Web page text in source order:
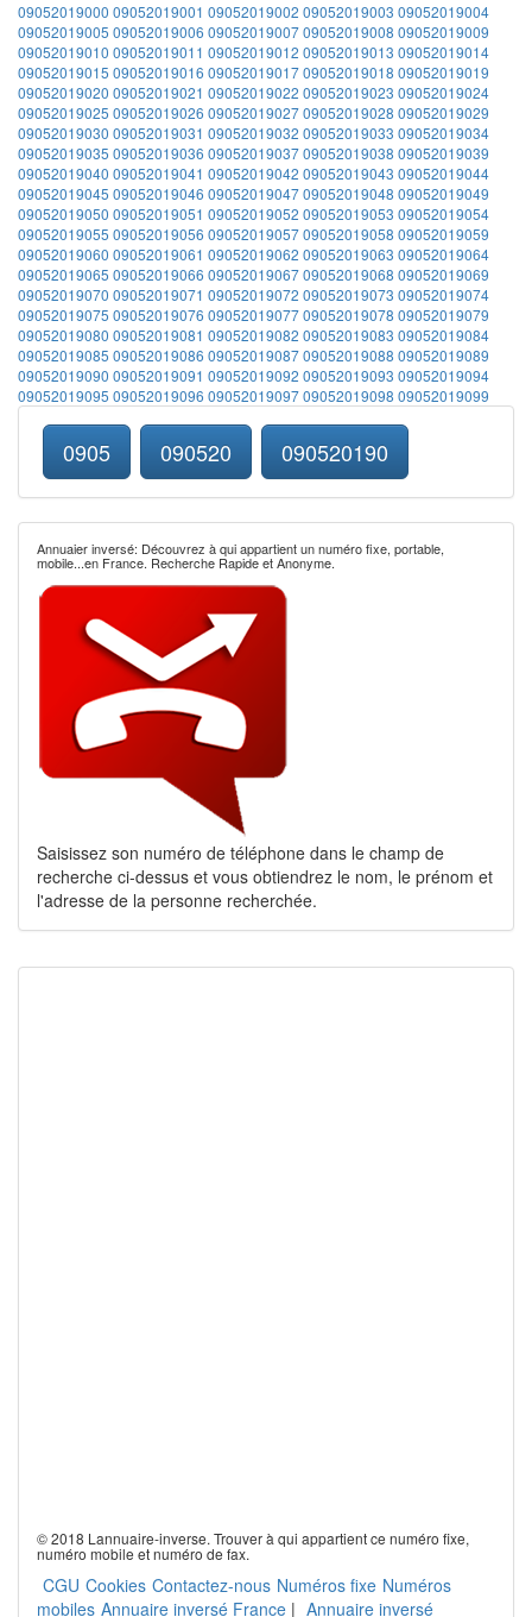
09052019000 09052019001 09052019002 09052019003 09052019004
09052019005 09052019006 0905201900709052019008 09052019009
09052019010 09052019011 09052019012 09052019013 09052019014
09052019015 09052019016 0905201901709052019018 09052019019
09052019020 09052019021 09052019022 09052019023 09052019024
09052019025 09052019026 0905201902709052019028 09052019029
09052019030 09052019031 09052019032 09052019033 09052019034
09052019035 09052019036 0905201903709052019038 09052019039
09052019040 09052019041 09052019042 09052019043 09052019044
09052019045 09052019046 0905201904709052019048 09052019049
09052019050 09052019051 09052019052 09052019053 09052019054
09052019055 09052019056 0905201905709052019058 09052019059
09052019060 09052019061 09052019062 09052019063 09052019064
09052019065 09052019066 0905201906709052019068 09052019069
09052019070 09052019071 09052019072 09052019073 09052019074
09052019075 09052019076 0905201907709052019078 09052019079
09052019080 09052019081 09052019082 09052019083 09052019084
09052019085 09052019086 0905201908709052019088 09052019089
09052019090 09052019091 09052019092 09052019093 09052019094
09052019095 09052019096 0905201909709052019098 09052019099
0905 090520 090520190
Annuaier inversé: Découvrez à qui appartient un numéro fixe, portable,
mobile...en France. Recherche Rapide et Anonyme.
Saisissez son numéro de téléphone dans le champ de
recherche ci-dessus et vous obtiendrez le nom, le prénom et
l'adresse de la personne recherchée.
© 2018 Lannuaire-inverse. Trouver à qui appartient ce numéro fixe,
numéro mobile et numéro de fax.
CGU Cookies Contactez-nous Numéros fixe Numéros
mobiles Annuaire inversé France | Annuaire inversé